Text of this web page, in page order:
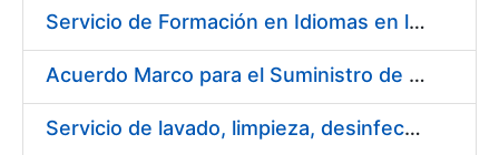
Servicio de Formación en Idiomas en la Modalidad Presencial
Acuerdo Marco para el Suministro de Droguería y Limpieza para la FNMT-RCM durante el año 2019 en su Sede de Madrid
Servicio de lavado, limpieza, desinfección y descontaminación de la ropa de trabajo del personal de la FNMT-RCM de Madrid